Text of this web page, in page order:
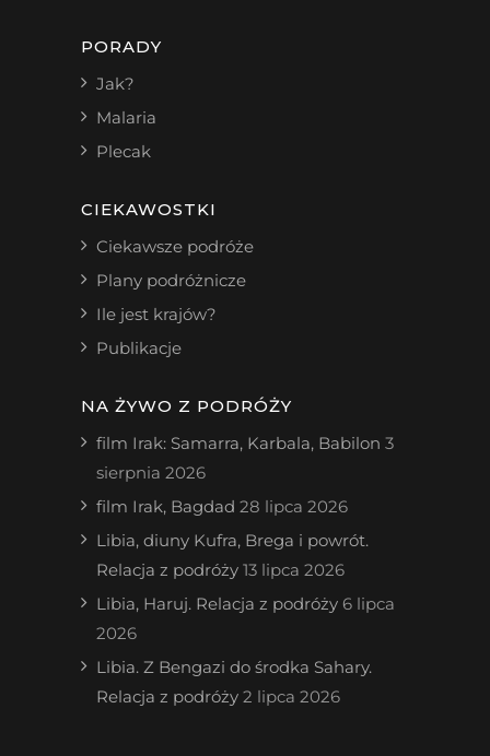
PORADY
Jak?
Malaria
Plecak
CIEKAWOSTKI
Ciekawsze podróże
Plany podróżnicze
Ile jest krajów?
Publikacje
NA ŻYWO Z PODRÓŻY
film Irak: Samarra, Karbala, Babilon 3
sierpnia 2026
film Irak, Bagdad 28 lipca 2026
Libia, diuny Kufra, Brega i powrót.
Relacja z podróży 13 lipca 2026
Libia, Haruj. Relacja z podróży 6 lipca
2026
Libia. Z Bengazi do środka Sahary.
Relacja z podróży 2 lipca 2026